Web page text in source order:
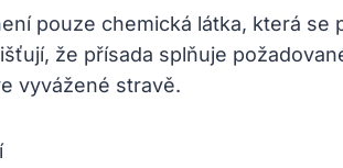
pouze chemická látka, která
že přísada splňuje
vyvážené stravě.